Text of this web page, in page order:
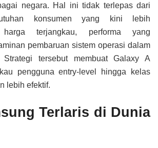
negara. Hal ini tidak terlepas dari
konsumen yang kini lebih
harga terjangkau, performa yang
pembaruan sistem operasi dalam
Strategi tersebut membuat Galaxy A
pengguna entry-level hingga kelas
lebih efektif.
Terlaris di Dunia